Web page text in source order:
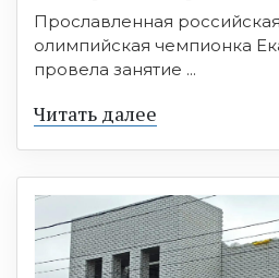
Прославленная
олимпийская чемпионка
провела занятие ...
Читать далее